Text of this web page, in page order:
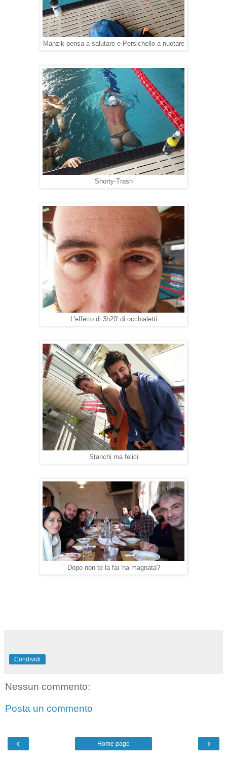
Manzik pensa a salutare e Persichello a nuotare
Shorty-Trash
L'effetto di 3h20' di occhialetti
Stanchi ma felici
Dopo non te la fai 'na magnata?
Condividi
Nessun commento:
Posta un commento
‹ ›
Home page